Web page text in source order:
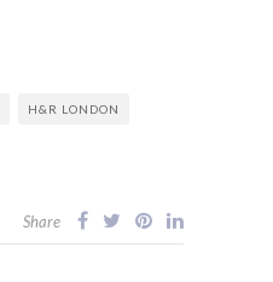
H&R LONDON
Share